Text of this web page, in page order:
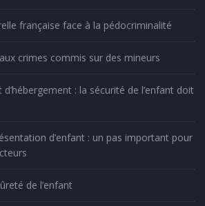
française face à la pédocriminalité
crimes commis sur des mineurs
: la sécurité de l’enfant doit
d’enfant : un pas important pour
de l’enfant